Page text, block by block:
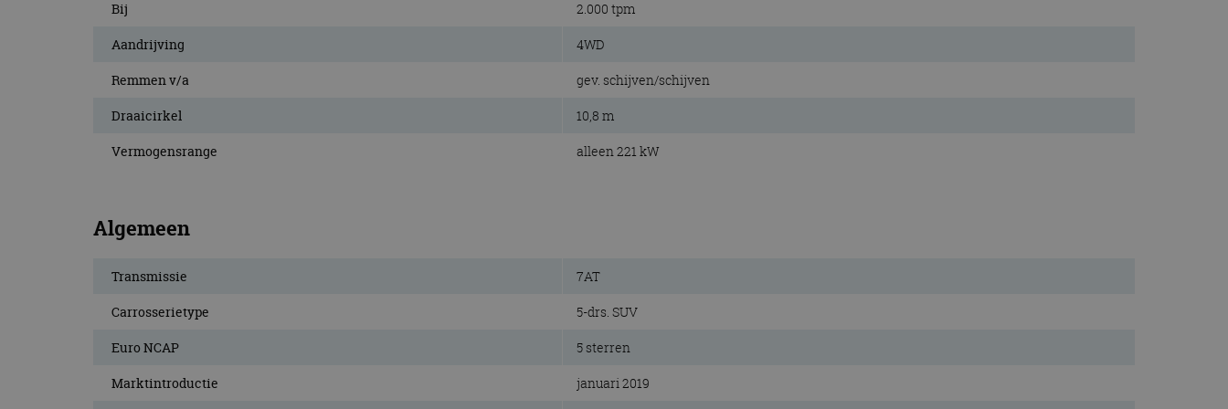
Bij 2.000 tpm
Aandrijving 4WD
Remmen v/a gev. schijven/schijven
Draaicirkel 10,8 m
Vermogensrange alleen 221 kW
Algemeen
Transmissie 7AT
Carrosserietype 5-drs. SUV
Euro NCAP 5 sterren
Marktintroductie januari 2019